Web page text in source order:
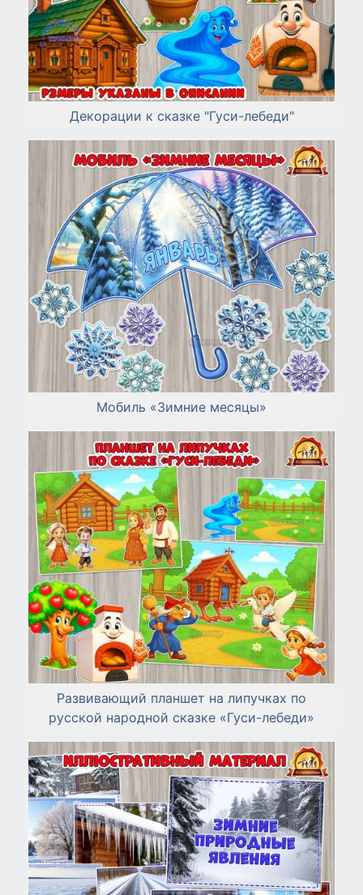
Декорации к сказке "Гуси-лебеди"
Мобиль «Зимние месяцы»
Развивающий планшет на липучках по
русской народной сказке «Гуси-лебеди»